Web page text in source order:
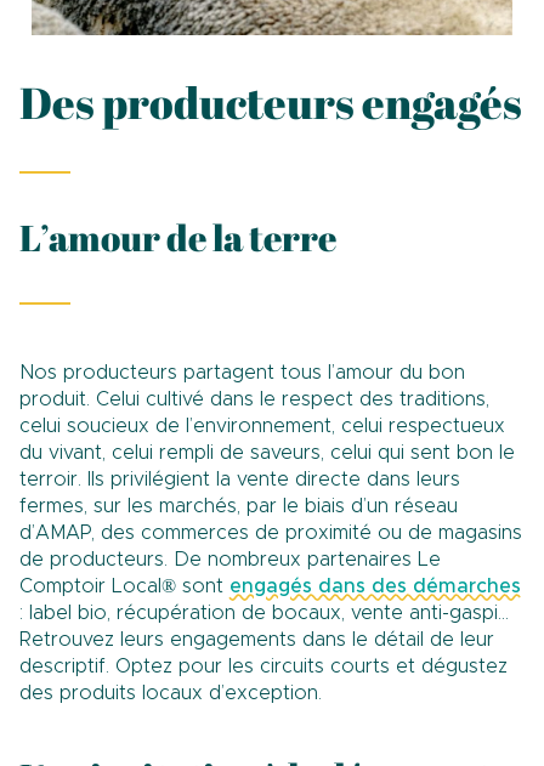
Des producteurs engagés
L’amour de la terre
Nos producteurs partagent tous l’amour du bon
produit. Celui cultivé dans le respect des traditions,
celui soucieux de l’environnement, celui respectueux
du vivant, celui rempli de saveurs, celui qui sent bon le
terroir. Ils privilégient la vente directe dans leurs
fermes, sur les marchés, par le biais d’un réseau
d’AMAP, des commerces de proximité ou de magasins
de producteurs. De nombreux partenaires Le
Comptoir Local® sont engagés dans des démarches
: label bio, récupération de bocaux, vente anti-gaspi…
Retrouvez leurs engagements dans le détail de leur
descriptif. Optez pour les circuits courts et dégustez
des produits locaux d’exception.